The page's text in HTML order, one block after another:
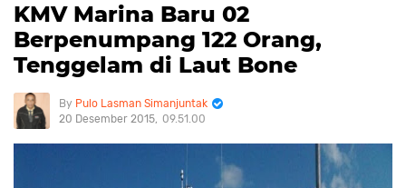
KMV Marina Baru 02
Berpenumpang 122 Orang,
Tenggelam di Laut Bone
Pulo Lasman Simanjuntak
20 Desember 2015 09.51.00